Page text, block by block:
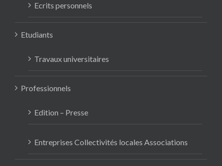
Ecrits personnels
Etudiants
Travaux universitaires
Professionnels
Edition – Presse
Entreprises Collectivités locales Associations